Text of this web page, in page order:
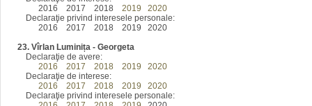
2016
2017 2018 2019
2020
Declaraţie privind interesele personale:
2016
2017 2018 2019 2020
23. Vîrlan Luminița - Georgeta
Declaraţie de avere:
2016
2017 2018 2019
2020
Declaraţie de interese:
2016
2017 2018 2019
2020
Declaraţie privind interesele personale: